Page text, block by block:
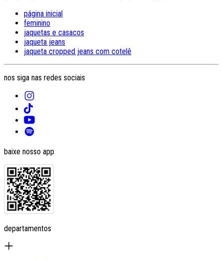
página inicial
feminino
jaquetas e casacos
jaqueta jeans
jaqueta cropped jeans com cotelê
nos siga nas redes sociais
baixe nosso app
departamentos